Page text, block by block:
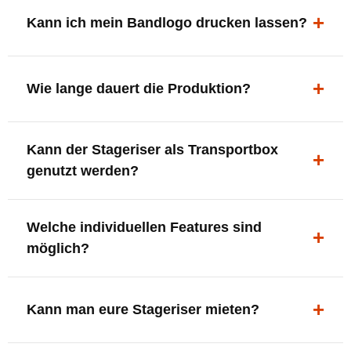
ergonomisch, sicher und gut sichtbar.
Kann ich mein Bandlogo drucken lassen?
deine Bühne, deine Marke.
Wie lange dauert die Produktion?
innerhalb Deutschlands kostenfrei.
Kann der Stageriser als Transportbox
genutzt werden?
oder Zubehör nutzen.
Welche individuellen Features sind
möglich?
XLR-Brücke / Schnittstelle
Setlist-Clip
Kann man eure Stageriser mieten?